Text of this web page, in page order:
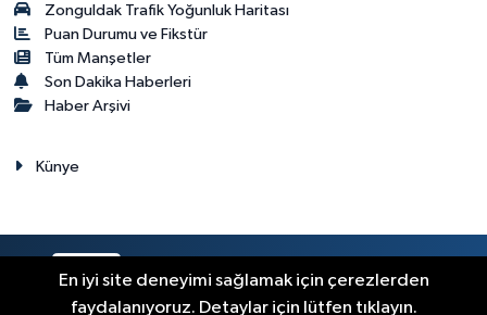
Zonguldak Trafik Yoğunluk Haritası
Puan Durumu ve Fikstür
Tüm Manşetler
Son Dakika Haberleri
Haber Arşivi
Künye
RSS Copyright © 2023. Her hakkı saklıdır.
En iyi site deneyimi sağlamak için çerezlerden
faydalanıyoruz. Detaylar için lütfen tıklayın.